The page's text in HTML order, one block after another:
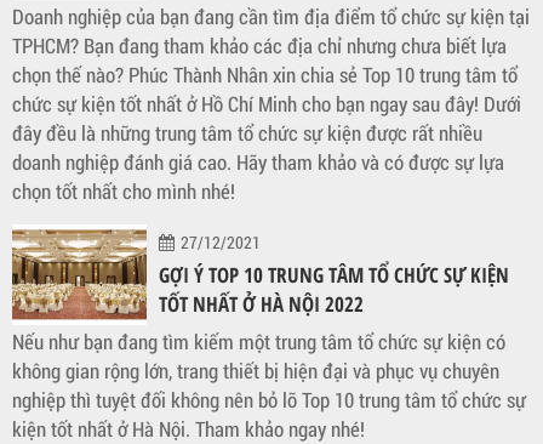
Doanh nghiệp của bạn đang cần tìm địa điểm tổ chức sự kiện tại
TPHCM? Bạn đang tham khảo các địa chỉ nhưng chưa biết lựa
chọn thế nào? Phúc Thành Nhân xin chia sẻ Top 10 trung tâm tổ
chức sự kiện tốt nhất ở Hồ Chí Minh cho bạn ngay sau đây! Dưới
đây đều là những trung tâm tổ chức sự kiện được rất nhiều
doanh nghiệp đánh giá cao. Hãy tham khảo và có được sự lựa
chọn tốt nhất cho mình nhé!
27/12/2021
GỢI Ý TOP 10 TRUNG TÂM TỔ CHỨC SỰ KIỆN
TỐT NHẤT Ở HÀ NỘI 2022
Nếu như bạn đang tìm kiếm một trung tâm tổ chức sự kiện có
không gian rộng lớn, trang thiết bị hiện đại và phục vụ chuyên
nghiệp thì tuyệt đối không nên bỏ lỡ Top 10 trung tâm tổ chức sự
kiện tốt nhất ở Hà Nội. Tham khảo ngay nhé!